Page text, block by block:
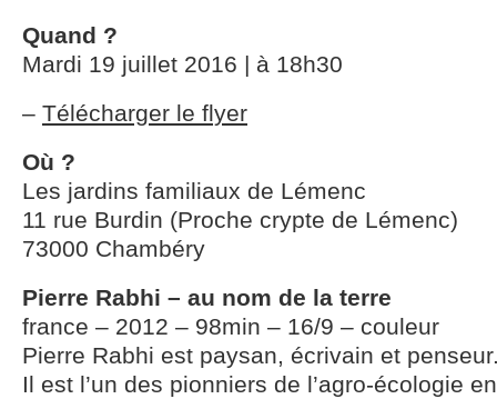
Quand ?
Mardi 19 juillet 2016 | à 18h30
– Télécharger le flyer
Où ?
Les jardins familiaux de Lémenc
11 rue Burdin (Proche crypte de Lémenc)
73000 Chambéry
Pierre Rabhi – au nom de la terre
france – 2012 – 98min – 16/9 – couleur
Pierre Rabhi est paysan, écrivain et
Il est l’un des pionniers de l’agro-écologie